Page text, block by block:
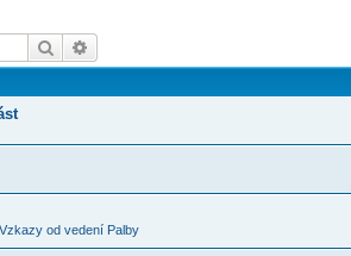
Hledat
Vzkazy od vedení Palby